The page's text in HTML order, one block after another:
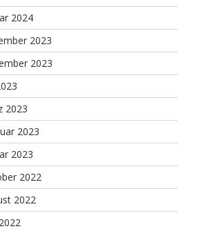
2024
2023
2023
2023
2023
2023
2022
2022